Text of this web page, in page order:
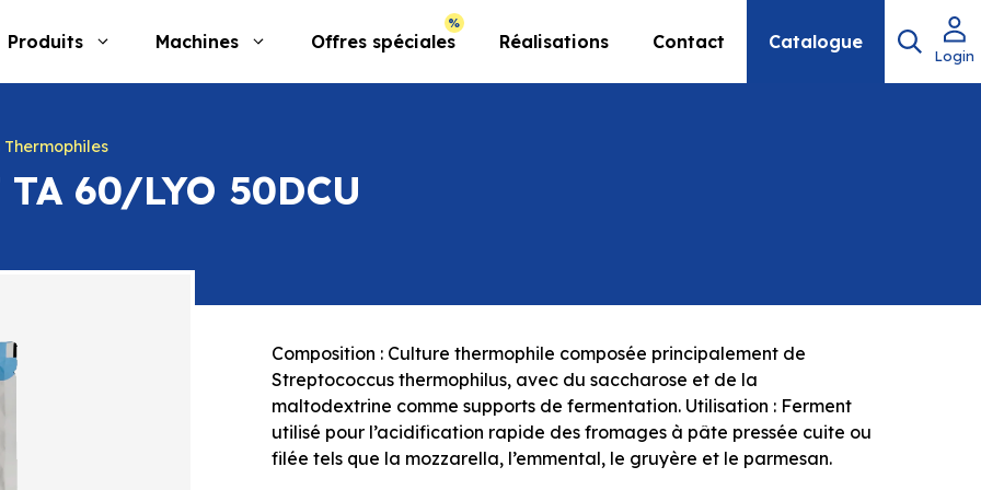
Produits Machines Offres spéciales Réalisations Contact Catalogue
Login
60/LYO 50DCU
Composition : Culture thermophile composée principalement de
Streptococcus thermophilus, avec du saccharose et de la
maltodextrine comme supports de fermentation. Utilisation : Ferment
utilisé pour l’acidification rapide des fromages à pâte pressée cuite ou
filée tels que la mozzarella, l’emmental, le gruyère et le parmesan.